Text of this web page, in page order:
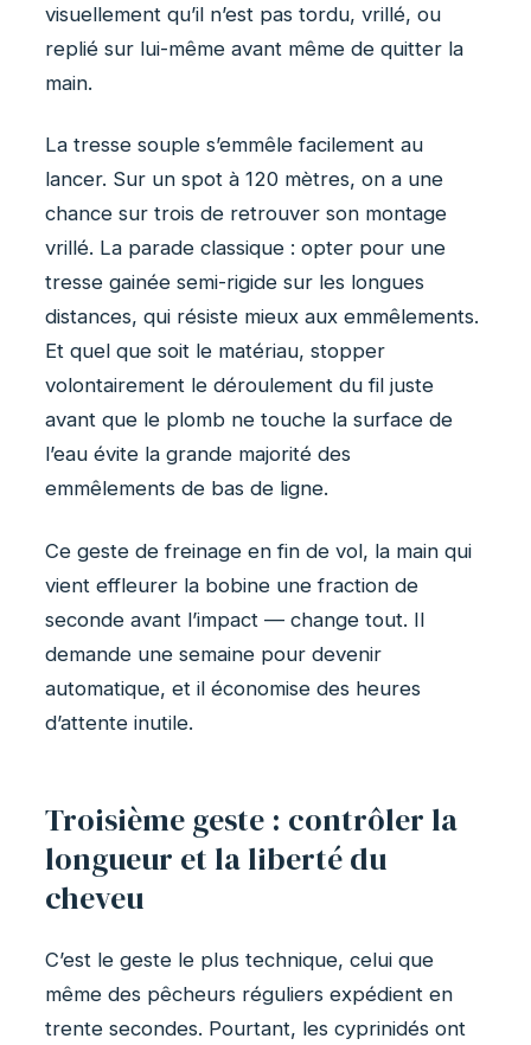
visuellement qu’il n’est pas tordu, vrillé, ou
replié sur lui-même avant même de quitter la
main.
La tresse souple s’emmêle facilement au
lancer. Sur un spot à 120 mètres, on a une
chance sur trois de retrouver son montage
vrillé. La parade classique : opter pour une
tresse gainée semi-rigide sur les longues
distances, qui résiste mieux aux emmêlements.
Et quel que soit le matériau, stopper
volontairement le déroulement du fil juste
avant que le plomb ne touche la surface de
l’eau évite la grande majorité des
emmêlements de bas de ligne.
Ce geste de freinage en fin de vol, la main qui
vient effleurer la bobine une fraction de
seconde avant l’impact — change tout. Il
demande une semaine pour devenir
automatique, et il économise des heures
d’attente inutile.
Troisième geste : contrôler la
longueur et la liberté du
cheveu
C’est le geste le plus technique, celui que
même des pêcheurs réguliers expédient en
trente secondes. Pourtant, les cyprinidés ont